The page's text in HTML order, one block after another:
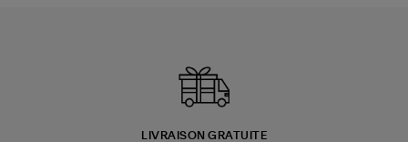
LIVRAISON GRATUITE